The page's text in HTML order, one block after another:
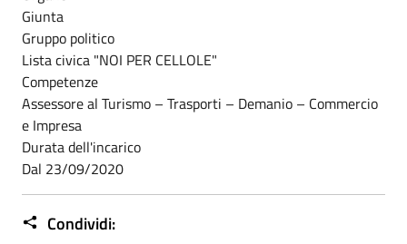
Giunta
Gruppo politico
Lista civica "NOI PER CELLOLE"
Competenze
Assessore al Turismo – Trasporti – Demanio – Commercio
e Impresa
Durata dell'incarico
Dal 23/09/2020
Condividi: